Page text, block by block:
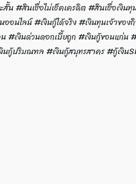
#สินเชื่อไม่เช็คเครดิต #สินเชื่อเงิ
นไลน์ #เงินกู้ได้จริง #เงินทุนเจ้าขอ
#เงินด่วนดอกเบี้ยถูก #เงินกู้ขอนแก่
นกู้ปริมณฑล #เงินกู้สมุทรสาคร #กู้เงิน